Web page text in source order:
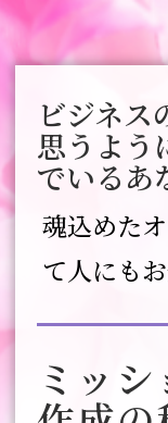
ビジネス
思うよう
でいるあ
魂込めた
て人にも
ミッ